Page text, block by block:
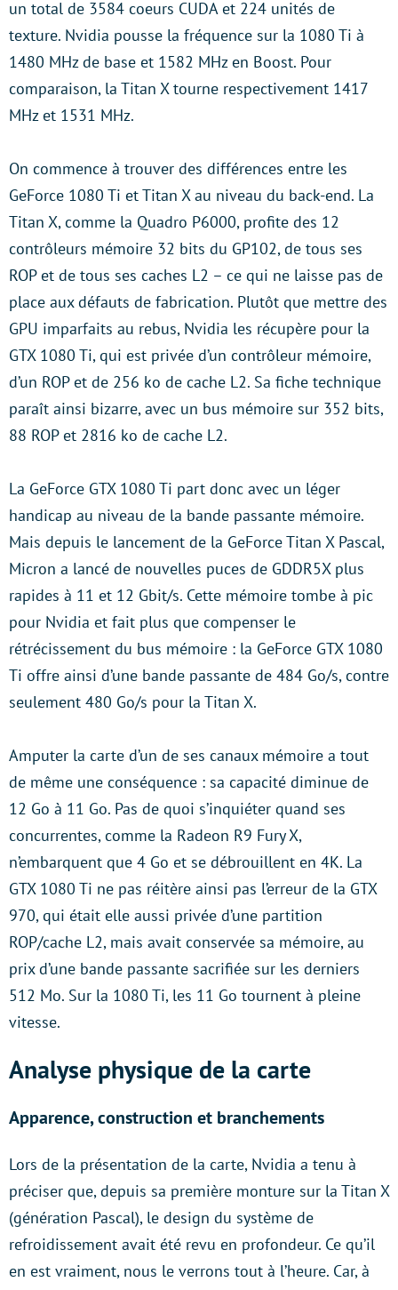
un total de 3584 coeurs CUDA et 224 unités de
texture. Nvidia pousse la fréquence sur la 1080 Ti à
1480 MHz de base et 1582 MHz en Boost. Pour
comparaison, la Titan X tourne respectivement 1417
MHz et 1531 MHz.
On commence à trouver des différences entre les
GeForce 1080 Ti et Titan X au niveau du back-end. La
Titan X, comme la Quadro P6000, profite des 12
contrôleurs mémoire 32 bits du GP102, de tous ses
ROP et de tous ses caches L2 – ce qui ne laisse pas de
place aux défauts de fabrication. Plutôt que mettre des
GPU imparfaits au rebus, Nvidia les récupère pour la
GTX 1080 Ti, qui est privée d’un contrôleur mémoire,
d’un ROP et de 256 ko de cache L2. Sa fiche technique
paraît ainsi bizarre, avec un bus mémoire sur 352 bits,
88 ROP et 2816 ko de cache L2.
La GeForce GTX 1080 Ti part donc avec un léger
handicap au niveau de la bande passante mémoire.
Mais depuis le lancement de la GeForce Titan X Pascal,
Micron a lancé de nouvelles puces de GDDR5X plus
rapides à 11 et 12 Gbit/s. Cette mémoire tombe à pic
pour Nvidia et fait plus que compenser le
rétrécissement du bus mémoire : la GeForce GTX 1080
Ti offre ainsi d’une bande passante de 484 Go/s, contre
seulement 480 Go/s pour la Titan X.
Amputer la carte d’un de ses canaux mémoire a tout
de même une conséquence : sa capacité diminue de
12 Go à 11 Go. Pas de quoi s’inquiéter quand ses
concurrentes, comme la Radeon R9 Fury X,
n’embarquent que 4 Go et se débrouillent en 4K. La
GTX 1080 Ti ne pas réitère ainsi pas l’erreur de la GTX
970, qui était elle aussi privée d’une partition
ROP/cache L2, mais avait conservée sa mémoire, au
prix d’une bande passante sacrifiée sur les derniers
512 Mo. Sur la 1080 Ti, les 11 Go tournent à pleine
vitesse.
Analyse physique de la carte
Apparence, construction et branchements
Lors de la présentation de la carte, Nvidia a tenu à
préciser que, depuis sa première monture sur la Titan X
(génération Pascal), le design du système de
refroidissement avait été revu en profondeur. Ce qu’il
en est vraiment, nous le verrons tout à l’heure. Car, à